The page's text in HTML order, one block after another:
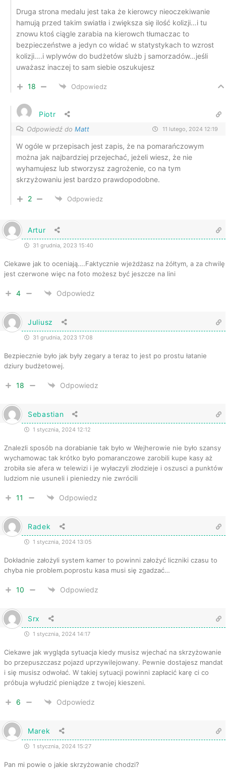
Druga strona medalu jest taka że kierowcy nieoczekiwanie
hamują przed takim swiatła i zwiększa się ilość kolizji…i tu
znowu ktoś ciągle zarabia na kierowch tłumaczac to
bezpieczeństwe a jedyn co widać w statystykach to wzrost
kolizji….i wplywów do budżetów slużb j samorzadów…jeśli
uważasz inaczej to sam siebie oszukujesz
18 Odpowiedz
Piotr
Odpowiedź do Matt 11 lutego, 2024 12:19
W ogóle w przepisach jest zapis, że na pomarańczowym
można jak najbardziej przejechać, jeżeli wiesz, że nie
wyhamujesz lub stworzysz zagrożenie, co na tym
skrzyżowaniu jest bardzo prawdopodobne.
2 Odpowiedz
Artur
31 grudnia, 2023 15:40
Ciekawe jak to oceniają….Faktycznie wjeżdżasz na żółtym, a za chwilę
jest czerwone więc na foto możesz być jeszcze na lini
4 Odpowiedz
Juliusz
31 grudnia, 2023 17:08
Bezpiecznie było jak były zegary a teraz to jest po prostu łatanie
dziury budżetowej.
18 Odpowiedz
Sebastian
1 stycznia, 2024 12:12
Znalezli sposób na dorabianie tak było w Wejherowie nie było szansy
wychamowac tak krótko było pomaranczowe zarobili kupe kasy aż
zrobiła sie afera w telewizi i je wyłaczyli złodzieje i oszusci a punktów
ludziom nie usuneli i pieniedzy nie zwrócili
11 Odpowiedz
Radek
1 stycznia, 2024 13:05
Dokładnie założyli system kamer to powinni założyć liczniki czasu to
chyba nie problem.poprostu kasa musi się zgadzać…
10 Odpowiedz
Srx
1 stycznia, 2024 14:17
Ciekawe jak wygląda sytuacja kiedy musisz wjechać na skrzyżowanie
bo przepuszczasz pojazd uprzywilejowany. Pewnie dostajesz mandat
i się musisz odwołać. W takiej sytuacji powinni zapłacić karę ci co
próbuja wyłudzić pieniądze z twojej kieszeni.
6 Odpowiedz
Marek
1 stycznia, 2024 15:27
Pan mi powie o jakie skrzyżowanie chodzi?